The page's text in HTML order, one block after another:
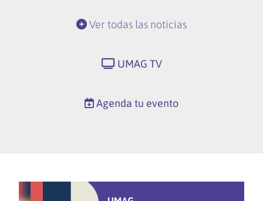
Ver todas las noticias
UMAG TV
Agenda tu evento